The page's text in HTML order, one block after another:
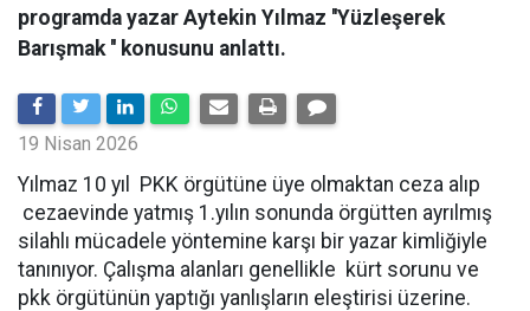
programda yazar Aytekin Yılmaz ''Yüzleşerek
Barışmak '' konusunu anlattı.
19 Nisan 2026
Yılmaz 10 yıl PKK örgütüne üye olmaktan ceza alıp
cezaevinde yatmış 1.yılın sonunda örgütten ayrılmış
silahlı mücadele yöntemine karşı bir yazar kimliğiyle
tanınıyor. Çalışma alanları genellikle kürt sorunu ve
pkk örgütünün yaptığı yanlışların eleştirisi üzerine.